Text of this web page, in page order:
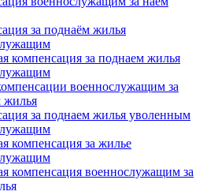
за поднаём жилья
компенсация за поднаем жилья
военнослужащим за
жилья
за поднаем жилья уволенным
компенсация за жилье
компенсация военнослужащим за